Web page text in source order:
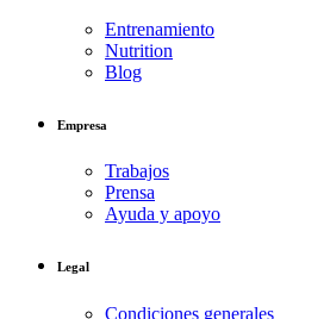
Entrenamiento
Nutrition
Blog
Empresa
Trabajos
Prensa
Ayuda y apoyo
Legal
Condiciones generales